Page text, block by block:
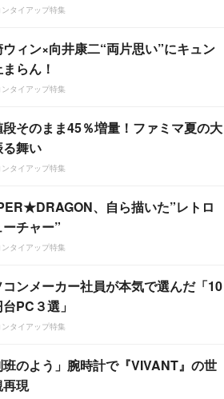
タイアップ特集
ィン×向井康二“両片思い”にキュン
らん！
タイアップ特集
段そのまま45％増量！ファミマ夏の大
舞い
タイアップ特集
、自ら描いた”レトロ
チャー”
タイアップ特集
ンメーカー社員が本気で選んだ「10
PC３選」
タイアップ特集
班のよう」腕時計で『VIVANT』の世
現